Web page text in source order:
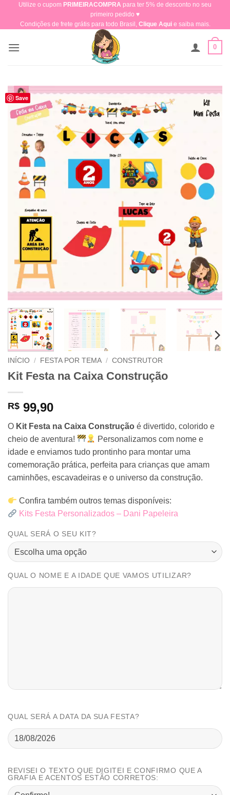
content
Utilize o cupom PRIMEIRACOMPRA para ter 5% de desconto no seu
primeiro pedido ♥​
Condições de frete grátis para todo Brasil, Clique Aquie saiba mais.
0
Save
INÍCIO / FESTA POR TEMA / CONSTRUTOR
Kit Festa na Caixa Construção
R$ 99,90
O Kit Festa na Caixa Construção é divertido, colorido e
cheio de aventura!
Personalizamos com nome e
idade e enviamos tudo prontinho para montar uma
comemoração prática, perfeita para crianças que amam
caminhões, escavadeiras e o universo da construção.
Confira também outros temas disponíveis:
Kits Festa Personalizados – Dani Papeleira
QUAL SERÁ O SEU KIT?
QUAL O NOME E A IDADE QUE VAMOS UTILIZAR?
QUAL SERÁ A DATA DA SUA FESTA?
REVISEI O TEXTO QUE DIGITEI E CONFIRMO QUE A
GRAFIA E ACENTOS ESTÃO CORRETOS: